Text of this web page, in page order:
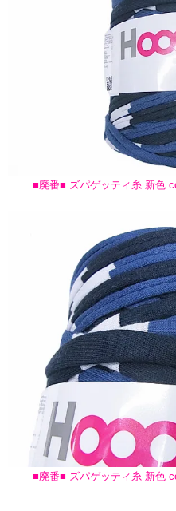
■廃番■ ズパゲッティ糸 新色
■廃番■ ズパゲッティ糸 新色